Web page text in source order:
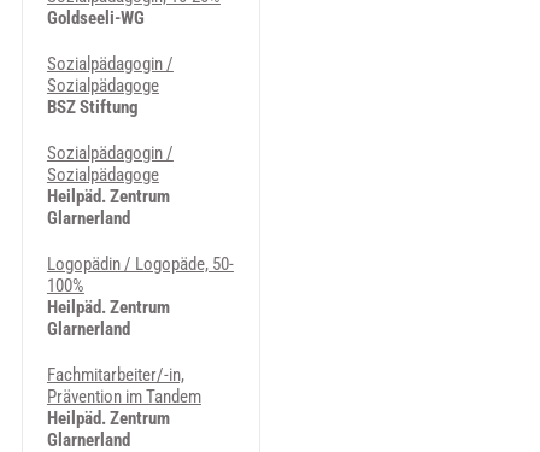
Goldseeli-WG
Sozialpädagogin /
Sozialpädagoge
BSZ Stiftung
Sozialpädagogin /
Sozialpädagoge
Heilpäd. Zentrum
Glarnerland
Logopädin / Logopäde, 50-
100%
Heilpäd. Zentrum
Glarnerland
Fachmitarbeiter/-in,
Prävention im Tandem
Heilpäd. Zentrum
Glarnerland